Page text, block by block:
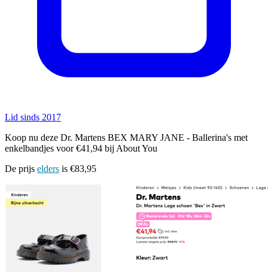
Lid sinds 2017
Koop nu deze Dr. Martens BEX MARY JANE - Ballerina's met
enkelbandjes voor €41,94 bij About You
De prijs elders is €83,95